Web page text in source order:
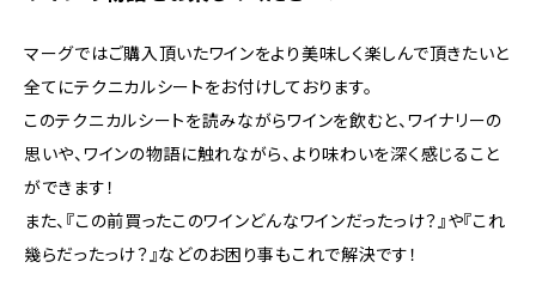
マーグではご購入頂いたワインをより美味しく楽しんで頂きたいと
全てにテクニカルシートをお付けしております。
このテクニカルシートを読みながらワインを飲むと、ワイナリーの
思いや、ワインの物語に触れながら、より味わいを深く感じること
ができます！
また、『この前買ったこのワインどんなワインだったっけ？』や『これ
幾らだったっけ？』などのお困り事もこれで解決です！